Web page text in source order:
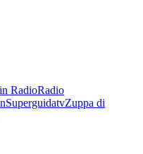
RadioRadio
SuperguidatvZuppa di